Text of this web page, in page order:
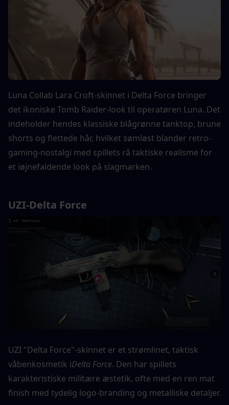
Luna Collab Lara Croft-skinnet i Delta Force bringer
det ikoniske Tomb Raider-look til operatøren Luna. Det
indeholder hendes klassiske blågrønne tanktop, brune
shorts og flettede hår, hvilket sømløst blander retro-
gaming-nostalgi med spillets rå taktiske realisme for
et iøjnefaldende look på slagmarken.
UZI-Delta Force
UZI "Delta Force"-skinnet er et strømlinet, taktisk
våbenkosmetik iDelta Force. Den har spillets
karakteristiske militære æstetik, ofte med en ren mat
finish med tydelig logo-branding og metalliske detaljer.